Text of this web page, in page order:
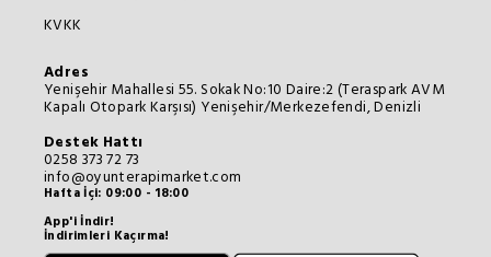
KVKK
Adres
Yenişehir Mahallesi 55. Sokak No:10 Daire:2 (Teraspark AVM
Kapalı Otopark Karşısı) Yenişehir/Merkezefendi, Denizli
Destek Hattı
0258 373 72 73
info@oyunterapimarket.com
Hafta İçi: 09:00 - 18:00
App'i İndir!
İndirimleri Kaçırma!